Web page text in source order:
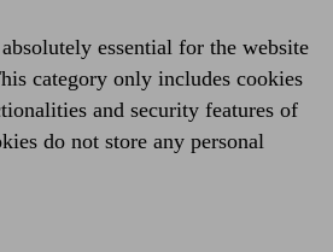
essential for the website
category only includes cookies
and security features of
do not store any personal